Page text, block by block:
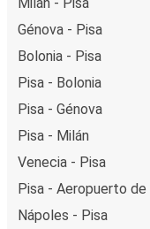
Génova - Pisa
Bolonia - Pisa
Pisa - Bolonia
Pisa - Génova
Pisa - Milán
Venecia - Pisa
Pisa - Aeropuerto de
Nápoles - Pisa